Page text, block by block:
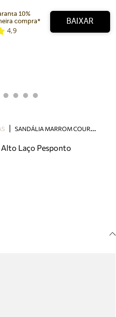
devoluções e mais.
10%
compra*
4,9
BAIXAR
S
ANDÁLIA MARROM COURO SALTO ALTO LAÇO PESPONTO
Laço Pesponto